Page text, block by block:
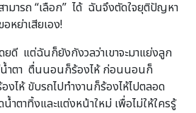
ามารถ “เลือก” ได้ ฉันจึงตัดใจยุติปัญหา
หย่าเสียเอง!
ยดี แต่ฉันก็ยังกังวลว่าเขาจะมาแย่งลูก
ำตา ตื่นนอนก็ร้องไห้ ก่อนนอนก็
ไห้ ขับรถไปทำงานก็ร้องไห้ไปตลอด
ตาทิ้งและแต่งหน้าใหม่ เพื่อไม่ให้ใครรู้